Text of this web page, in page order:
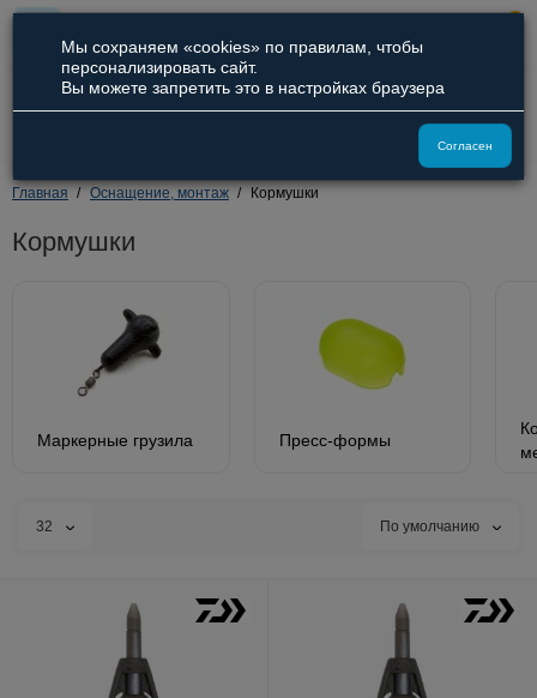
8 (800) 551-09-94
8 (929) 836-66-51
Главная Оснащение, монтаж Кормушки
Кормушки
Маркерные грузила Пресс-формы
32 По умолчанию
Мы сохраняем «cookies» по правилам, чтобы
персонализировать сайт.
Вы можете запретить это в настройках браузера
Согласен